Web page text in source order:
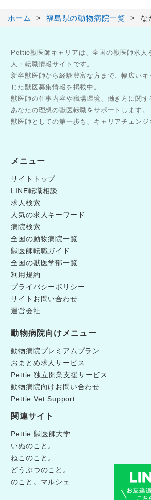
ホーム 福島県の動物病院一覧 な
Pettie獣医師キャリアは、全国の獣医師求人
人・転職情報サイトです。
新卒獣医師から経験豊富な方まで、幅広い
じた獣医募集情報を掲載中。
獣医師の仕事内容や職場環境、働き方に関す
あなたの理想の獣医転職をサポートします。
獣医師としての第一歩も、キャリアチェンジ
メニュー
サイトトップ
LINE転職相談
求人検索
人気の求人キーワード
病院検索
全国の動物病院一覧
獣医師転職ガイド
全国の獣医学部一覧
利用規約
プライバシーポリシー
サイトお問い合わせ
運営会社
動物病院向けメニュー
動物病院プレミアムプラン
おまとめ求人サービス
Pettie 独立開業支援サービス
動物病院向けお問い合わせ
Pettie Vet Support
関連サイト
Pettie 獣医師大学
いぬのこと。
ねこのこと。
どうぶつのこと。
のこと。マルシェ